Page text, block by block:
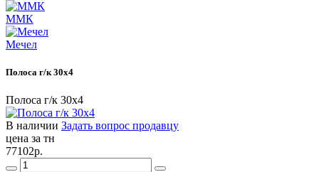
ММК
Мечел
Полоса г/к 30x4
Полоса г/к 30x4
В наличии Задать вопрос продавцу
цена за тн
77102р.